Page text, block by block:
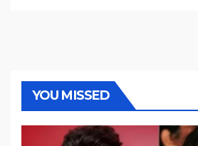
YOU MISSED